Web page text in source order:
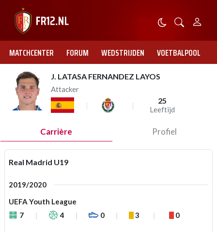
MATCHCENTER FORUM WEDSTRIJDEN VOETBALPOOL
J. LATASA FERNANDEZ LAYOS
Attacker
25
Leeftijd
Carrière Profiel
Real Madrid U19
2019/2020
UEFA Youth League
7
4 0 3 0